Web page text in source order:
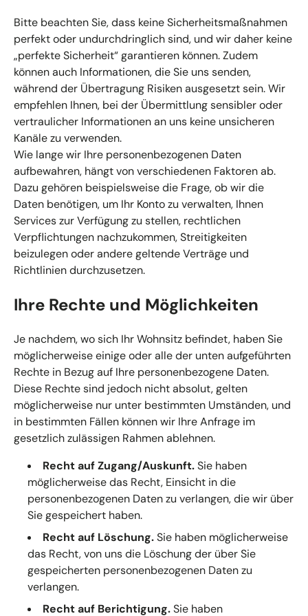
Bitte beachten Sie, dass keine Sicherheitsmaßnahmen
perfekt oder undurchdringlich sind, und wir daher keine
„perfekte Sicherheit“ garantieren können. Zudem
können auch Informationen, die Sie uns senden,
während der Übertragung Risiken ausgesetzt sein. Wir
empfehlen Ihnen, bei der Übermittlung sensibler oder
vertraulicher Informationen an uns keine unsicheren
Kanäle zu verwenden.
Wie lange wir Ihre personenbezogenen Daten
aufbewahren, hängt von verschiedenen Faktoren ab.
Dazu gehören beispielsweise die Frage, ob wir die
Daten benötigen, um Ihr Konto zu verwalten, Ihnen
Services zur Verfügung zu stellen, rechtlichen
Verpflichtungen nachzukommen, Streitigkeiten
beizulegen oder andere geltende Verträge und
Richtlinien durchzusetzen.
Ihre Rechte und Möglichkeiten
Je nachdem, wo sich Ihr Wohnsitz befindet, haben Sie
möglicherweise einige oder alle der unten aufgeführten
Rechte in Bezug auf Ihre personenbezogene Daten.
Diese Rechte sind jedoch nicht absolut, gelten
möglicherweise nur unter bestimmten Umständen, und
in bestimmten Fällen können wir Ihre Anfrage im
gesetzlich zulässigen Rahmen ablehnen.
Recht auf Zugang/Auskunft.Sie haben
möglicherweise das Recht, Einsicht in die
personenbezogenen Daten zu verlangen, die wir über
Sie gespeichert haben.
Recht auf Löschung.Sie haben möglicherweise
das Recht, von uns die Löschung der über Sie
gespeicherten personenbezogenen Daten zu
verlangen.
Recht auf Berichtigung.Sie haben